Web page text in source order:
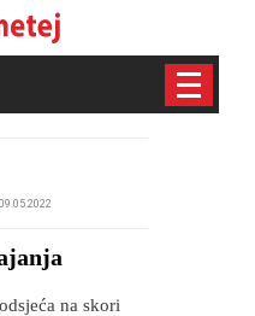
09.05.2022
na skori